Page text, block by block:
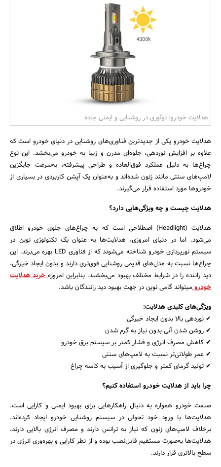
جستجو
هدلایت خودرو: نوآوری در روشنایی و ایمنی جاده
هدلایت خودرو یکی از جدیدترین فناوری‌های روشنایی در دنیای خودرو است که
علاوه بر افزایش نوردهی، جلوه‌ای مدرن و زیبا به خودرو می‌بخشد. این نوع
چراغ‌ها به دلیل عملکرد فوق‌العاده و طراحی پیشرفته، به‌سرعت جایگزین
لامپ‌های سنتی مانند زنون شده‌اند و به‌عنوان یک آپشن کاربردی در بسیاری از
خودروها مورد استفاده قرار می‌گیرند.
هدلایت چیست و چه ویژگی‌هایی دارد؟
هدلایت (Headlight) اصطلاحی است که به چراغ‌های جلوی خودرو اطلاق
می‌شود. اما در دنیای امروزی، هدلایت‌ها به عنوان یک تکنولوژی نوین در
سیستم نورپردازی خودرو شناخته می‌شوند که از فناوری LED بهره می‌برند. این
چراغ‌ها نسبت به مدل‌های قدیمی روشنایی قوی‌تری دارند و بدون ایجاد خیرگی،
دید راننده را در شرایط مختلف بهبود می‌بخشند. بنابراین امروزهخرید هدلایت
خودرومیتواند گامی نوین در جهت بهبود دید رانندگان باشد.
ویژگی‌های کلیدی هدلایت:
✔ نوردهی بالا بدون ایجاد خیرگی
✔ روشن شدن آنی بدون نیاز به گرم شدن
✔ کاهش مصرف انرژی و فشار کمتر بر سیستم برق خودرو
✔ عمر طولانی‌تر نسبت به لامپ‌های سنتی
✔ تولید گرمای کمتر و جلوگیری از آسیب به کاسه چراغ
چرا باید از هدلایت خودرو استفاده کنیم؟
صنعت خودرو همواره به دنبال راهکارهایی برای بهبود ایمنی و کارایی است.
هدلایت‌ها با ورود خود تحولی در سیستم روشنایی خودرو ایجاد کرده‌اند.
برخلاف لامپ‌های زنون که نیاز به ترانس دارند و مصرف انرژی بالایی دارند،
هدلایت‌ها به‌صورت مستقیم قابل‌نصب بوده و از نظر کارایی و بهره‌وری انرژی در
سطح بالاتری قرار دارند.